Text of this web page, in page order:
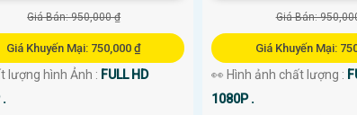
Giá Bán: 950,000 ₫
Giá Khuyến Mại: 750,000 ₫
lượng hình Ảnh : FULL HD
Giá Bán:
Giá Khuyến Mại:
👀 Hình ảnh chất lượng :
1080P .